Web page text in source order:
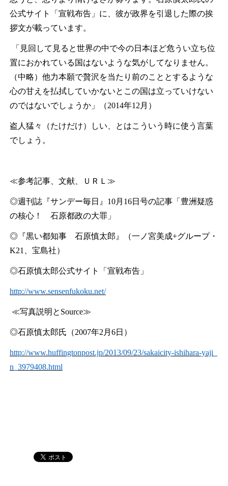
公式サイト「宣戦布告」に、彼が政界を引退した際の挨
拶文が載っています。
「見回して見ると世界の中で今の日本ほど危うい立ち位
置におかれている国はないような気がしてなりません。
（中略）他力本願で贅沢を当たり前のこととするような
心の甘えを払拭していかないとこの国は立っていけない
のではないでしょうか」（2014年12 月）
盗人猛々（たけだけ）
しい、とはこういう時に使う言葉
でしょう。
≪参考記事、文献、ＵＲＬ≫
◎週刊誌『サンデー毎日』 10月 16日号の記事「豊洲疑惑
の核心！ 石原都政の大罪」
◎『黒い都知事 石原慎太郎』（一ノ宮美成+グループ・
K21
、宝島社）
◎石原慎太郎公式サイト「宣戦布告」
http://www.sensenfukoku.net/
≪写真説明と Source≫
◎石原慎太郎氏（2007年2 月 6日）
http://www.huffingtonpost.jp/2013/09/23/sakaicity-ishihara-yaji_
n_3979408.html